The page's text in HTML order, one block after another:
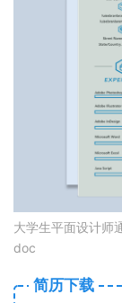
大学生平面设计师
doc
简历下载